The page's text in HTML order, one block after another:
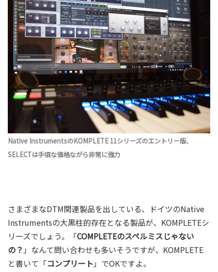
Native InstrumentsのKOMPLETE 11シリーズのエントリー版、
SELECTは手頃な価格ながら非常に強力
さまざまなDTM関連製品を出している、ドイツのNative
Instrumentsの大黒柱的存在となる製品が、KOMPLETEシ
リーズでしょう。「COMPLETEのスペルミスじゃない
の？ 」なんて問い合わせも多いそうですが、KOMPLETE
と書いて「コンプリート 」でOKですよ。